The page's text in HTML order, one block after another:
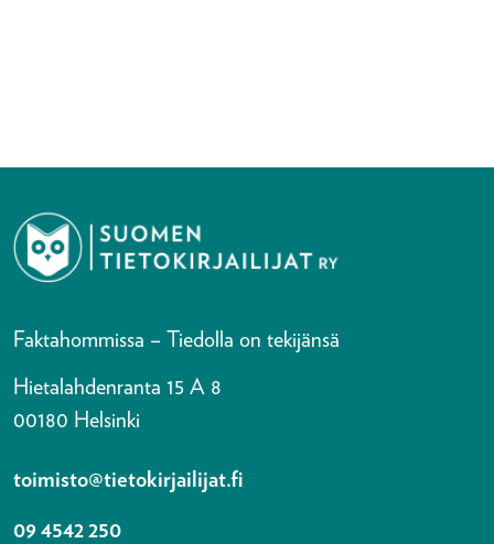
Faktahommissa – Tiedolla on tekijänsä
Hietalahdenranta 15 A 8
00180 Helsinki
toimisto@tietokirjailijat.fi
09 4542 250